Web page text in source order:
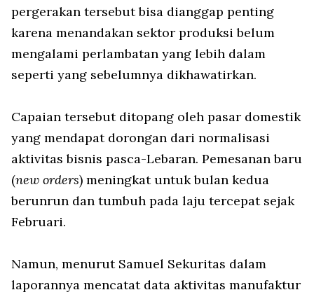
pergerakan tersebut bisa dianggap penting
karena menandakan sektor produksi belum
mengalami perlambatan yang lebih dalam
seperti yang sebelumnya dikhawatirkan.
Capaian tersebut ditopang oleh pasar domestik
yang mendapat dorongan dari normalisasi
aktivitas bisnis pasca-Lebaran. Pemesanan baru
(new orders) meningkat untuk bulan kedua
berunrun dan tumbuh pada laju tercepat sejak
Februari.
Namun, menurut Samuel Sekuritas dalam
laporannya mencatat data aktivitas manufaktur